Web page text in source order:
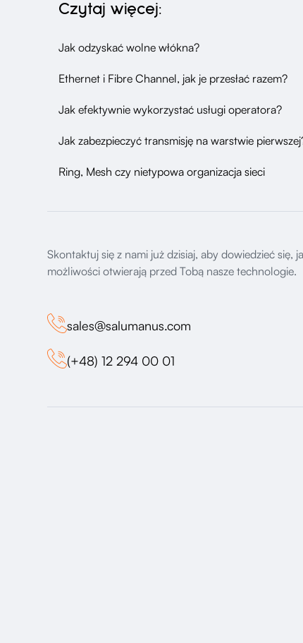
Czytaj więcej:
Jak odzyskać wolne włókna?
Ethernet i Fibre Channel, jak je przesłać razem?
Jak efektywnie wykorzystać usługi operatora?
Jak zabezpieczyć transmisję na warstwie
Ring, Mesh czy nietypowa organizacja sieci
Skontaktuj się z nami już dzisiaj, aby dowiedzieć się,
możliwości otwierają przed Tobą nasze technologie.
sales@salumanus.com
(+48) 12 294 00 01